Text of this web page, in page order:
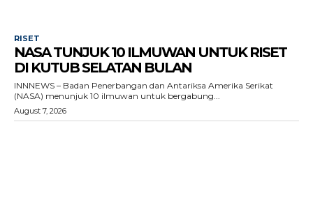
RISET
NASA TUNJUK 10 ILMUWAN UNTUK RISET
DI KUTUB SELATAN BULAN
INNNEWS – Badan Penerbangan dan Antariksa Amerika Serikat
(NASA) menunjuk 10 ilmuwan untuk bergabung...
August 7, 2026